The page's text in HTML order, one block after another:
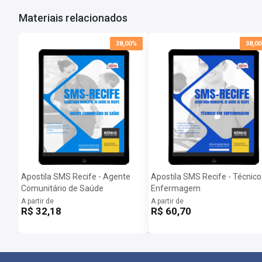
Salário:R$ 2.424,00
Organizadora:IBADE
Materiais relacionados
38,00%
Apostila SMS Recife - Agente
Comunitário de Saúde
A partir de
R$ 32,18
Apostila SMS Recife -
Enfermagem
A partir de
R$ 60,70